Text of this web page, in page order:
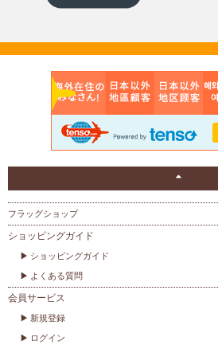
フラッグショップ
ショッピングガイド
ショッピングガイド
よくある質問
会員サービス
新規登録
ログイン